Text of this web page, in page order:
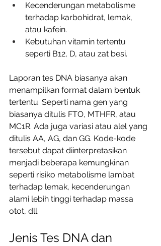
Kecenderungan metabolisme
terhadap karbohidrat, lemak,
atau kafein.
Kebutuhan vitamin tertentu
seperti B12, D, atau zat besi.
Laporan tes DNA biasanya akan
menampilkan format dalam bentuk
tertentu. Seperti nama gen yang
biasanya ditulis FTO, MTHFR, atau
MC1R. Ada juga variasi atau alel yang
ditulis AA, AG, dan GG. Kode-kode
tersebut dapat diinterpretasikan
menjadi beberapa kemungkinan
seperti risiko metabolisme lambat
terhadap lemak, kecenderungan
alami lebih tinggi terhadap massa
otot, dll.
Jenis Tes DNA dan